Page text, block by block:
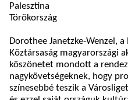
Palesztina
Törökország
Dorothee Janetzke-Wenzel,
Köztársaság magyarországi
köszönetet mondott a
nagykövetségeknek, hogy
színesebbé teszik a